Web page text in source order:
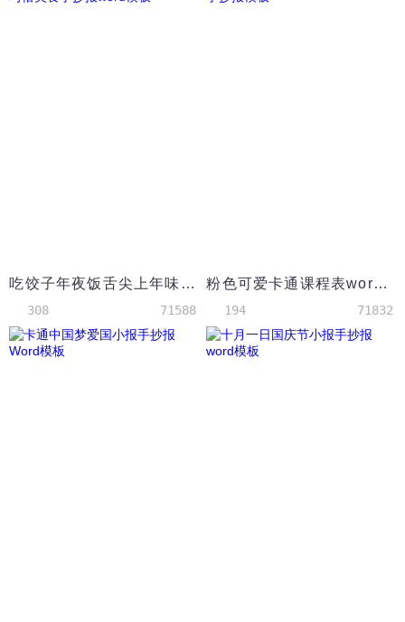
吃饺子年夜饭舌尖上年味春节习俗美食手抄报word模板
308 71588
粉色可爱卡通课程表word小报手抄报模板
194 71832